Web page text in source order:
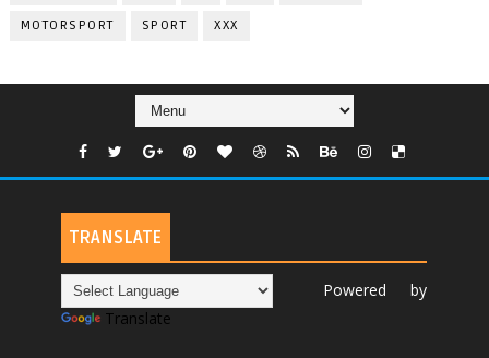
MOTORSPORT SPORT XXX
TRANSLATE
Powered by
Translate